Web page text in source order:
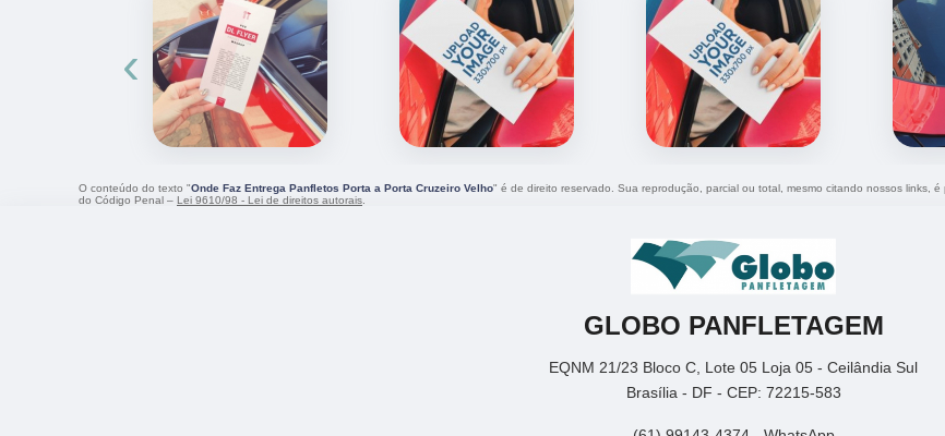
‹
O conteúdo do texto "Onde Faz Entrega Panfletos Porta a Porta Cruzeiro Velho" é de direito reservado. Sua reprodução, parcial ou total, mesmo citando nossos links,
do Código Penal – Lei 9610/98 - Lei de direitos autorais
GLOBO PANFLETAGEM
EQNM 21/23 Bloco C, Lote 05 Loja 05 - Ceilândia Sul
Brasília - DF - CEP: 72215-583